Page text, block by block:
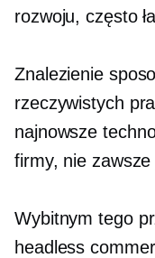
rozwoju, często
Znalezienie
rzeczywistych
najnowsze
firmy, nie
Wybitnym tego
headless